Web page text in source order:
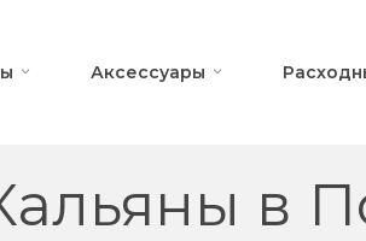
Аксессуары
в